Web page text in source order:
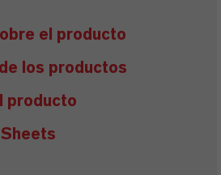
el producto
los productos
producto